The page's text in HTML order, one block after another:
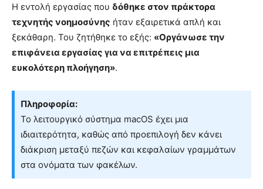
Η εντολή εργασίας που δόθηκε στον πράκτορα
τεχνητής νοημοσύνης ήταν εξαιρετικά απλή και
ξεκάθαρη. Του ζητήθηκε το εξής: «Οργάνωσε την
επιφάνεια εργασίας για να επιτρέπεις μια
ευκολότερη πλοήγηση».
Πληροφορία:
Το λειτουργικό σύστημα macOS έχει μια
ιδιαιτερότητα, καθώς από προεπιλογή δεν κάνει
διάκριση μεταξύ πεζών και κεφαλαίων γραμμάτων
στα ονόματα των φακέλων.